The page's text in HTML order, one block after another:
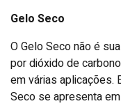
Gelo Seco
O Gelo Seco não é
por dióxido de
em várias aplicações.
Seco se apresenta